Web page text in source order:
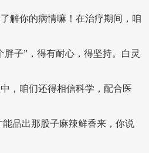
解你的病情嘛！在治疗期间，咱
子”，得有耐心，得坚持。白灵
，咱们还得相信科学，配合医
品出那股子麻辣鲜香来，你说